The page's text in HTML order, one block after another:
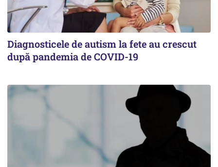
Diagnosticele de autism la fete au crescut
după pandemia de COVID-19